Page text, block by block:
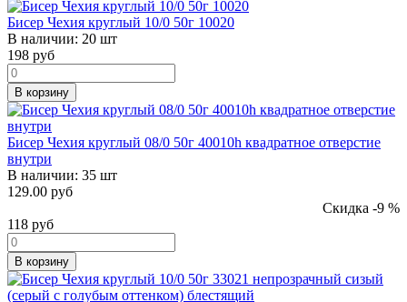
Бисер Чехия круглый 10/0 50г 10020
В наличии: 20 шт
198 руб
В корзину
Бисер Чехия круглый 08/0 50г 40010h квадратное отверстие
внутри
В наличии: 35 шт
129.00 руб
Скидка -9 %
118 руб
В корзину